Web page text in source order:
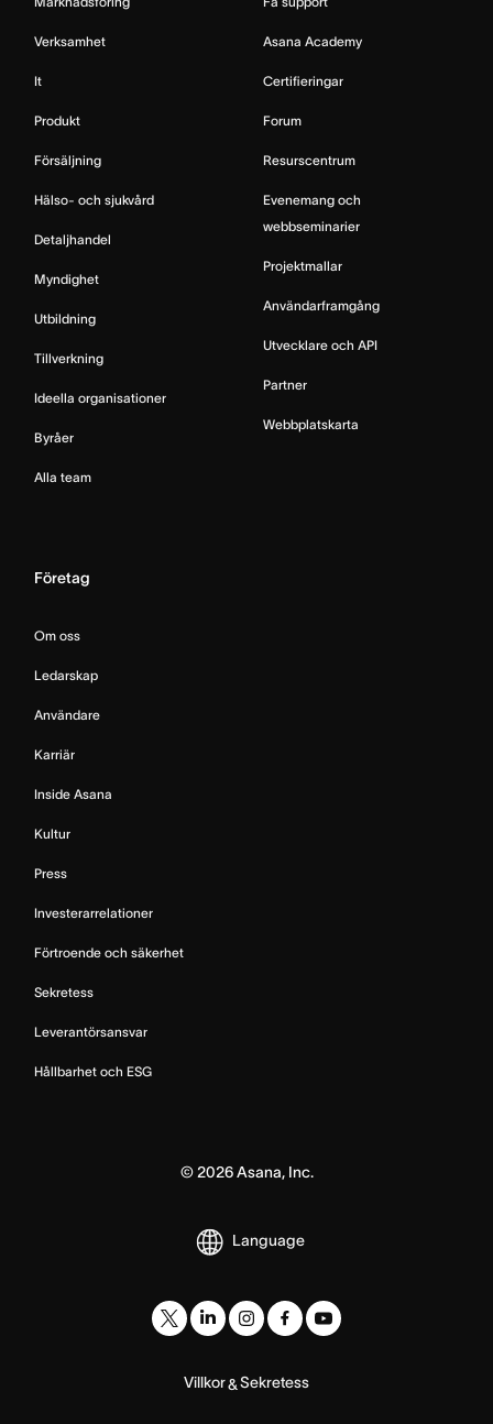
Verksamhet
It
Produkt
Försäljning
Hälso- och sjukvård
Detaljhandel
Myndighet
Utbildning
Tillverkning
Ideella organisationer
Byråer
Alla team
Asana Academy
Certifieringar
Forum
Resurscentrum
Evenemang och
webbseminarier
Projektmallar
Användarframgång
Utvecklare och API
Partner
Webbplatskarta
Företag
Om oss
Ledarskap
Användare
Karriär
Inside Asana
Kultur
Press
Investerarrelationer
Förtroende och säkerhet
Sekretess
Leverantörsansvar
Hållbarhet och ESG
© 2026Asana, Inc.
Language
Villkor&Sekretess